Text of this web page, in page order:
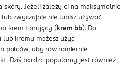
skóry. Jeżeli zależy ci na maksymalnie
zwyczajnie nie lubisz używać
krem tonujący ( krem bb). Do
lub kremu możesz użyć
palców, aby równomiernie
Dziś bardzo popularny jest również